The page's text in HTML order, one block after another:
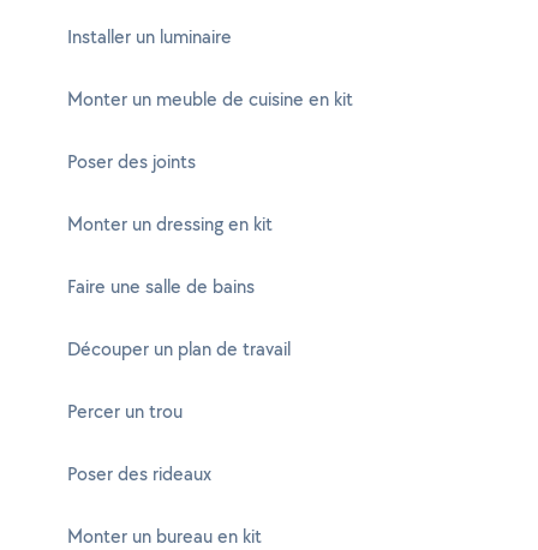
Installer un luminaire
Monter un meuble de cuisine en kit
Poser des joints
Monter un dressing en kit
Faire une salle de bains
Découper un plan de travail
Percer un trou
Poser des rideaux
Monter un bureau en kit